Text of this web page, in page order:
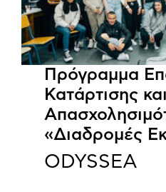
Πρόγραμμα
Κατάρτισης και
«Διαδρομές
ODYSSEA